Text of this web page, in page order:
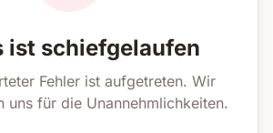
ist schiefgelaufen
Fehler ist aufgetreten. Wir
uns für die Unannehmlichkeiten.